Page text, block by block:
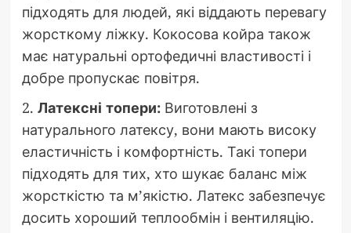
підходять для людей, які віддають перевагу
жорсткому ліжку. Кокосова койра також
має натуральні ортофедичні властивості і
добре пропускає повітря.
2. Латексні топери:Виготовлені з
натурального латексу, вони мають високу
еластичність і комфортність. Такі топери
підходять для тих, хто шукає баланс між
жорсткістю та м’якістю. Латекс забезпечує
досить хороший теплообмін і вентиляцію.